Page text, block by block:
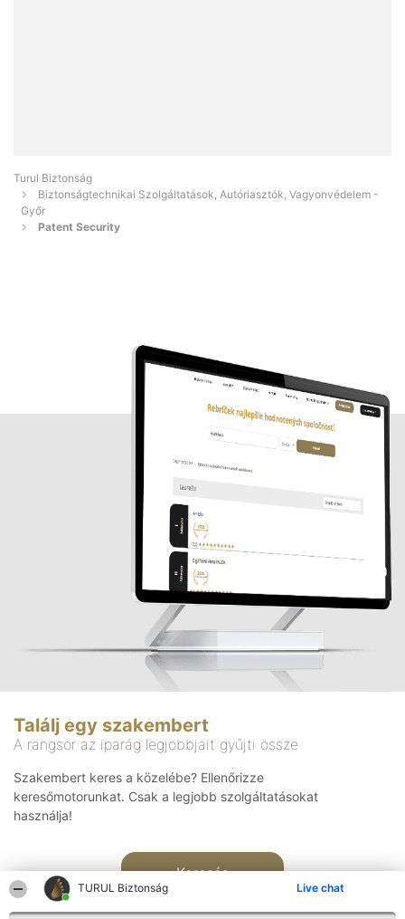
TURUL Biztonság Live chat
Turul Biztonság
Biztonságtechnikai Szolgáltatások, Autóriasztók, Vagyonvédelem -
Győr
Patent Security
Találj egy szakembert
A rangsor az iparág legjobbjait gyűjti össze
Szakembert keres a közelébe? Ellenőrizze
keresőmotorunkat. Csak a legjobb szolgáltatásokat
használja!
Keresés